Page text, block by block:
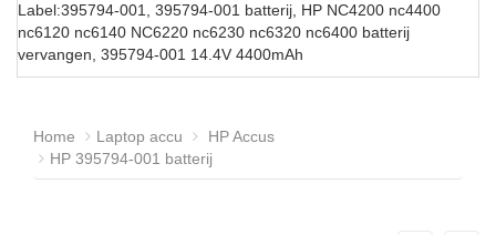
Label:395794-001, 395794-001 batterij, HP NC4200 nc4400
nc6120 nc6140 NC6220 nc6230 nc6320 nc6400 batterij
vervangen, 395794-001 14.4V 4400mAh
Home Laptop accu
HP Accus
HP 395794-001 batterij